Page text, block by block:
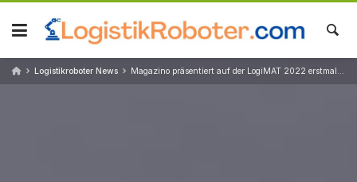
Skip
content
Logistikroboter News Magazino präsentiert auf der LogiMAT 2022 erstmals die Weiterentwicklung des Roboters SOTO